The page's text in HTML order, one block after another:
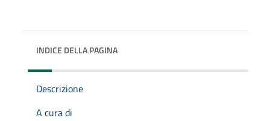
INDICE DELLA PAGINA
Descrizione
A cura di